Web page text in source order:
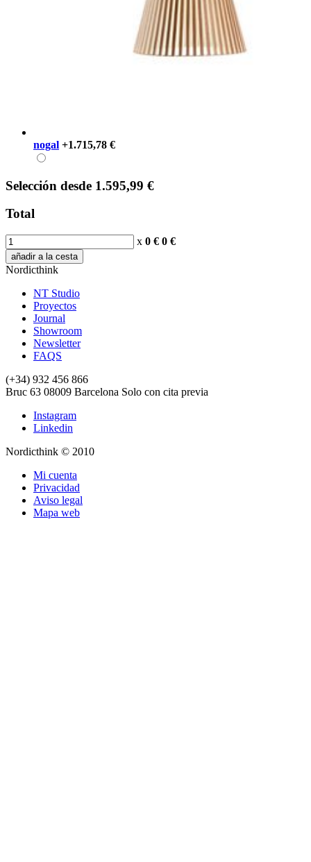
nogal +1.715,78 €
Selección desde 1.595,99 €
Total
x 0 € 0 €
añadir a la cesta
Nordicthink
NT Studio
Proyectos
Journal
Showroom
Newsletter
FAQS
(+34) 932 456 866
Bruc 63 08009 Barcelona Solo con cita previa
Instagram
Linkedin
Nordicthink © 2010
Mi cuenta
Privacidad
Aviso legal
Mapa web